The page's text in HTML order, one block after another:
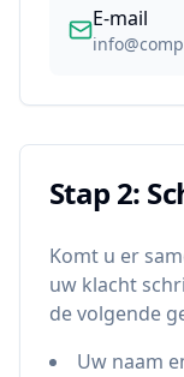
E-mail
Stap 2:
Komt u er
uw klacht
de volgende
Uw naam